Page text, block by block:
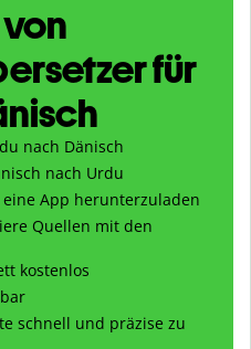
für
nach Dänisch
nach Urdu
App herunterzuladen
Quellen mit den
kostenlos
schnell und präzise zu